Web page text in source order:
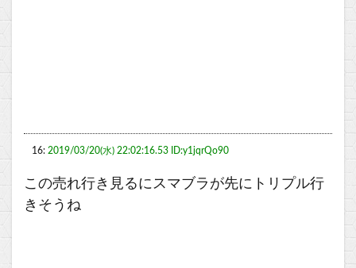
16: 2019/03/20(水) 22:02:16.53 ID:y1jqrQo90
この売れ行き見るにスマブラが先にトリプル行
きそうね